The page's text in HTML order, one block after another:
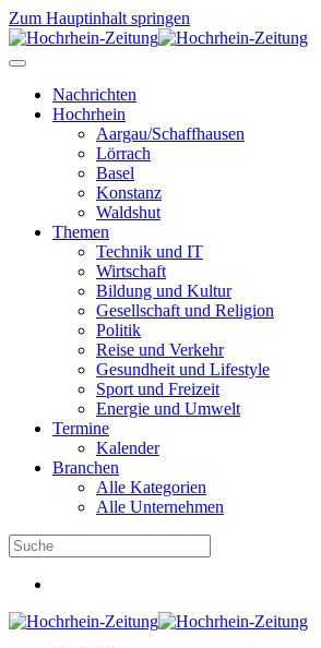
Zum Hauptinhalt springen
Nachrichten
Hochrhein
Aargau/Schaffhausen
Lörrach
Basel
Konstanz
Waldshut
Themen
Technik und IT
Wirtschaft
Bildung und Kultur
Gesellschaft und Religion
Politik
Reise und Verkehr
Gesundheit und Lifestyle
Sport und Freizeit
Energie und Umwelt
Termine
Kalender
Branchen
Alle Kategorien
Alle Unternehmen